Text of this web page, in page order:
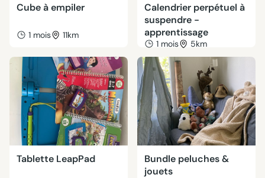
Cube à empiler
1 mois 11km
Calendrier perpétuel à
suspendre -
apprentissage
1 mois 5km
Tablette LeapPad
Bundle peluches &
jouets